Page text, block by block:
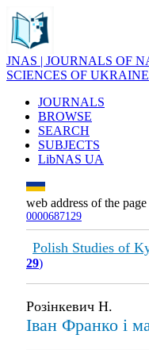
JNAS | JOURNALS OF
SCIENCES OF UKRAINE
JOURNALS
BROWSE
SEARCH
SUBJECTS
LibNAS UA
web address of the page
0000687129
Polish Studies of
29)
Розінкевич Н.
Іван Франко і